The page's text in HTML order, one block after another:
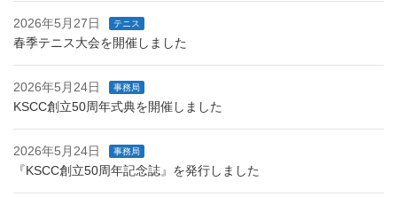
2026年5月27日 テニス
春季テニス大会を開催しました
2026年5月24日 事務局
KSCC創立50周年式典を開催しました
2026年5月24日 事務局
『KSCC創立50周年記念誌』を発行しました